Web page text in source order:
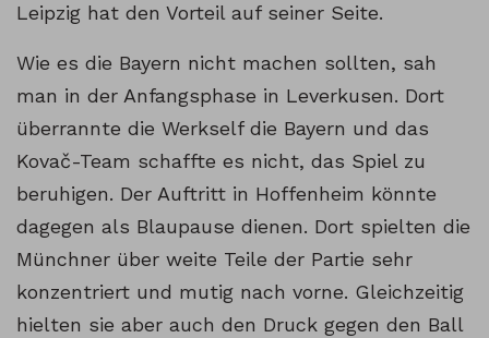
Leipzig hat den Vorteil auf seiner Seite.
Wie es die Bayern nicht machen sollten, sah
man in der Anfangsphase in Leverkusen. Dort
überrannte die Werkself die Bayern und das
Kovač-Team schaffte es nicht, das Spiel zu
beruhigen. Der Auftritt in Hoffenheim könnte
dagegen als Blaupause dienen. Dort spielten die
Münchner über weite Teile der Partie sehr
konzentriert und mutig nach vorne. Gleichzeitig
hielten sie aber auch den Druck gegen den Ball